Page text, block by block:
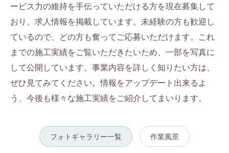
ービス力の維持を手伝っていただける方を現在募集して
おり、求人情報を掲載しています。未経験の方も歓迎し
ているので、どの方も奮ってご応募いただけます。これ
までの施工実績をご覧いただきたいため、一部を写真に
して公開しています。事業内容を詳しく知りたい方は、
ぜひ見てみてください。情報をアップデート出来るよ
う、今後も様々な施工実績をご紹介してまいります。
フォトギャラリー一覧 作業風景